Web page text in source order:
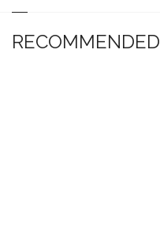
RECOMMENDED